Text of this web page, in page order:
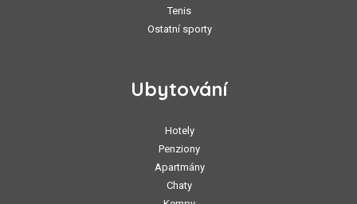
Tenis
Ostatní sporty
Ubytování
Hotely
Penziony
Apartmány
Chaty